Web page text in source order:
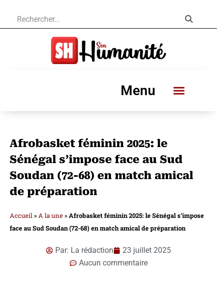
Menu
Afrobasket féminin 2025: le
Sénégal s’impose face au Sud
Soudan (72-68) en match amical
de préparation
Accueil »A la une »Afrobasket féminin 2025: le Sénégal s’impose
face au Sud Soudan (72-68) en match amical de préparation
Par: La rédaction
23 juillet 2025
Aucun commentaire